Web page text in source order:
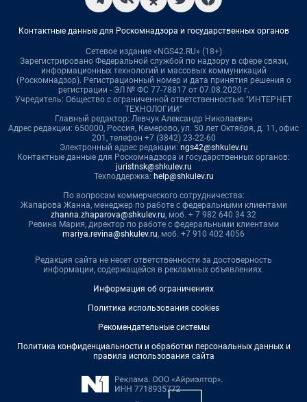
Контактные данные для Роскомнадзора и государственных органов
Сетевое издание «NGS42.RU» (18+)
Зарегистрировано Федеральной службой по надзору в сфере связи,
информационных технологий и массовых коммуникаций
(Роскомнадзор). Регистрационный номер и дата принятия решения о
регистрации - ЭЛ № ФС 77-78817 от 07.08.2020 г.
Учредитель: Общество с ограниченной ответственностью "ИНТЕРНЕТ
ТЕХНОЛОГИИ"
Главный редактор: Левчук Александр Николаевич
Адрес редакции: 650000, Россия, Кемерово, ул. 50 лет Октября, д. 11, офис
201, телефон +7 (3842) 23-22-60
Электронный адрес редакции: ngs42@shkulev.ru
Контактные данные для Роскомнадзора и государственных органов:
juristnsk@shkulev.ru
Техподдержка: help@shkulev.ru
По вопросам коммерческого сотрудничества:
Жапарова Жанна, менеджер по работе с федеральными клиентами
zhanna.zhaparova@shkulev.ru, моб. + 7 982 640 34 32
Ревина Мария, директор по работе с федеральными клиентами
mariya.revina@shkulev.ru, моб. +7 910 402 4056
Редакция сайта не несет ответственности за достоверность
информации, содержащейся в рекламных объявлениях.
Информация об ограничениях
Политика использования cookies
Рекомендательные системы
Политика конфиденциальности и обработки персональных данных и
правила использования сайта